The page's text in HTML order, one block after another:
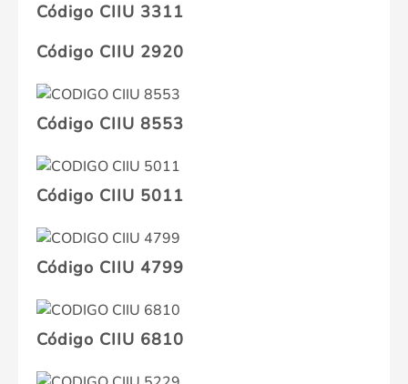
Código CIIU 3311
Código CIIU 2920
Código CIIU 8553
Código CIIU 5011
Código CIIU 4799
Código CIIU 6810